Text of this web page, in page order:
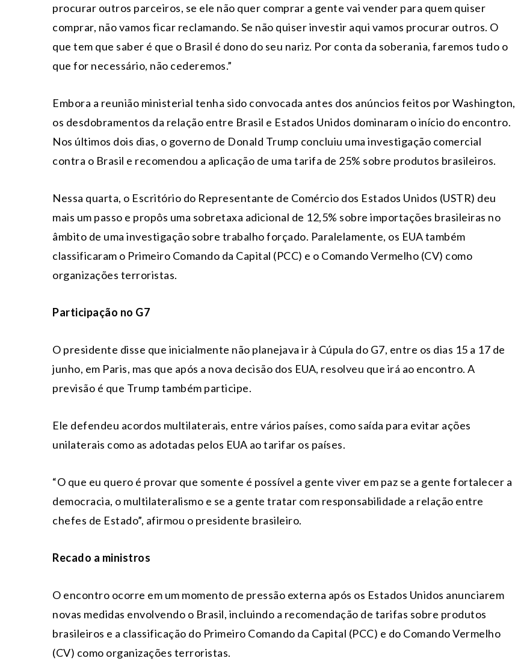
procurar outros parceiros, se ele não quer comprar a gente vai vender para quem quiser
comprar, não vamos ficar reclamando. Se não quiser investir aqui vamos procurar outros. O
que tem que saber é que o Brasil é dono do seu nariz. Por conta da soberania, faremos tudo o
que for necessário, não cederemos.”
Embora a reunião ministerial tenha sido convocada antes dos anúncios feitos por Washington,
os desdobramentos da relação entre Brasil e Estados Unidos dominaram o início do encontro.
Nos últimos dois dias, o governo de Donald Trump concluiu uma investigação comercial
contra o Brasil e recomendou a aplicação de uma tarifa de 25% sobre produtos brasileiros.
Nessa quarta, o Escritório do Representante de Comércio dos Estados Unidos (USTR) deu
mais um passo e propôs uma sobretaxa adicional de 12,5% sobre importações brasileiras no
âmbito de uma investigação sobre trabalho forçado. Paralelamente, os EUA também
classificaram o Primeiro Comando da Capital (PCC) e o Comando Vermelho (CV) como
organizações terroristas.
Participação no G7
O presidente disse que inicialmente não planejava ir à Cúpula do G7, entre os dias 15 a 17 de
junho, em Paris, mas que após a nova decisão dos EUA, resolveu que irá ao encontro. A
previsão é que Trump também participe.
Ele defendeu acordos multilaterais, entre vários países, como saída para evitar ações
unilaterais como as adotadas pelos EUA ao tarifar os países.
“O que eu quero é provar que somente é possível a gente viver em paz se a gente fortalecer a
democracia, o multilateralismo e se a gente tratar com responsabilidade a relação entre
chefes de Estado”, afirmou o presidente brasileiro.
Recado a ministros
O encontro ocorre em um momento de pressão externa após os Estados Unidos anunciarem
novas medidas envolvendo o Brasil, incluindo a recomendação de tarifas sobre produtos
brasileiros e a classificação do Primeiro Comando da Capital (PCC) e do Comando Vermelho
(CV) como organizações terroristas.